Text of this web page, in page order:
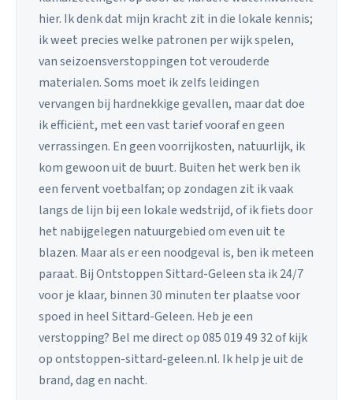
hier. Ik denk dat mijn kracht zit in die lokale kennis;
ik weet precies welke patronen per wijk spelen,
van seizoensverstoppingen tot verouderde
materialen. Soms moet ik zelfs leidingen
vervangen bij hardnekkige gevallen, maar dat doe
ik efficiënt, met een vast tarief vooraf en geen
verrassingen. En geen voorrijkosten, natuurlijk, ik
kom gewoon uit de buurt. Buiten het werk ben ik
een fervent voetbalfan; op zondagen zit ik vaak
langs de lijn bij een lokale wedstrijd, of ik fiets door
het nabijgelegen natuurgebied om even uit te
blazen. Maar als er een noodgeval is, ben ik meteen
paraat. Bij Ontstoppen Sittard-Geleen sta ik 24/7
voor je klaar, binnen 30 minuten ter plaatse voor
spoed in heel Sittard-Geleen. Heb je een
verstopping? Bel me direct op 085 019 49 32 of kijk
op ontstoppen-sittard-geleen.nl. Ik help je uit de
brand, dag en nacht.